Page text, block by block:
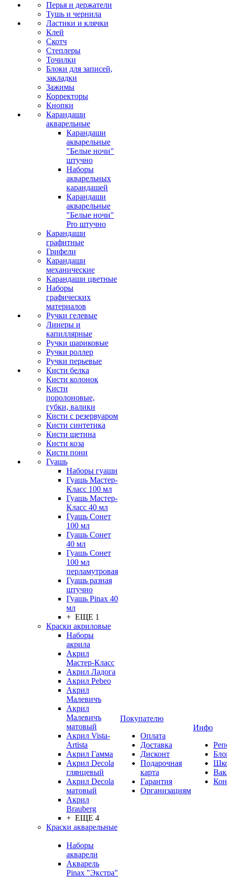
Перья и держатели
Тушь и чернила
Ластики и клячки
Клей
Скотч
Степлеры
Точилки
Блоки для записей,
закладки
Зажимы
Корректоры
Кнопки
Карандаши
акварельные
Карандаши
акварельные
"Белые ночи"
штучно
Наборы
акварельных
карандашей
Карандаши
акварельные
"Белые ночи"
Pro штучно
Карандаши
графитные
Грифели
Карандаши
механические
Карандаши цветные
Наборы
графических
материалов
Ручки гелевые
Линеры и
капиллярные
Ручки шариковые
Ручки роллер
Ручки перьевые
Кисти белка
Кисти колонок
Кисти
поролоновые,
губки, валики
Кисти с резервуаром
Кисти синтетика
Кисти щетина
Кисти коза
Кисти пони
Гуашь
Наборы гуаши
Гуашь Мастер-
Класс 100 мл
Гуашь Мастер-
Класс 40 мл
Гуашь Сонет
100 мл
Гуашь Сонет
40 мл
Гуашь Сонет
100 мл
перламутровая
Гуашь разная
штучно
Гуашь Pinax 40
мл
+ ЕЩЕ 1
Краски акриловые
Наборы
акрила
Акрил
Мастер-Класс
Акрил Ладога
Акрил Pebeo
Акрил
Малевичъ
Акрил
Малевичъ
матовый
Акрил Vista-
Artista
Акрил Гамма
Акрил Decola
глянцевый
Акрил Decola
матовый
Акрил
Brauberg
+ ЕЩЕ 4
Краски акварельные
Наборы
акварели
Акварель
Pinax "Экстра"
Покупателю
Оплата
Доставка
Дисконт
Подарочная
карта
Гарантия
Организациям
Инфо